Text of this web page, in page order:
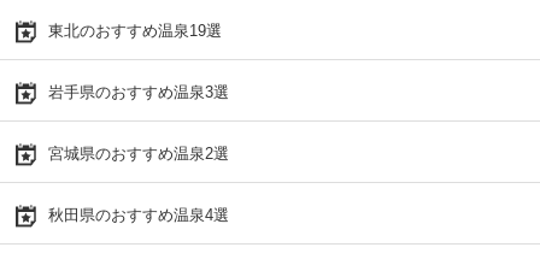
東北のおすすめ温泉19選
岩手県のおすすめ温泉3選
宮城県のおすすめ温泉2選
秋田県のおすすめ温泉4選